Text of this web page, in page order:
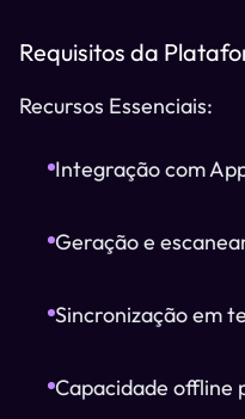
Requisitos da
Recursos Essenciais:
Integração com
Geração e
Sincronização em
Capacidade offline